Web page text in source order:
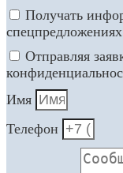
Получать
Отправляя
Имя
Телефон